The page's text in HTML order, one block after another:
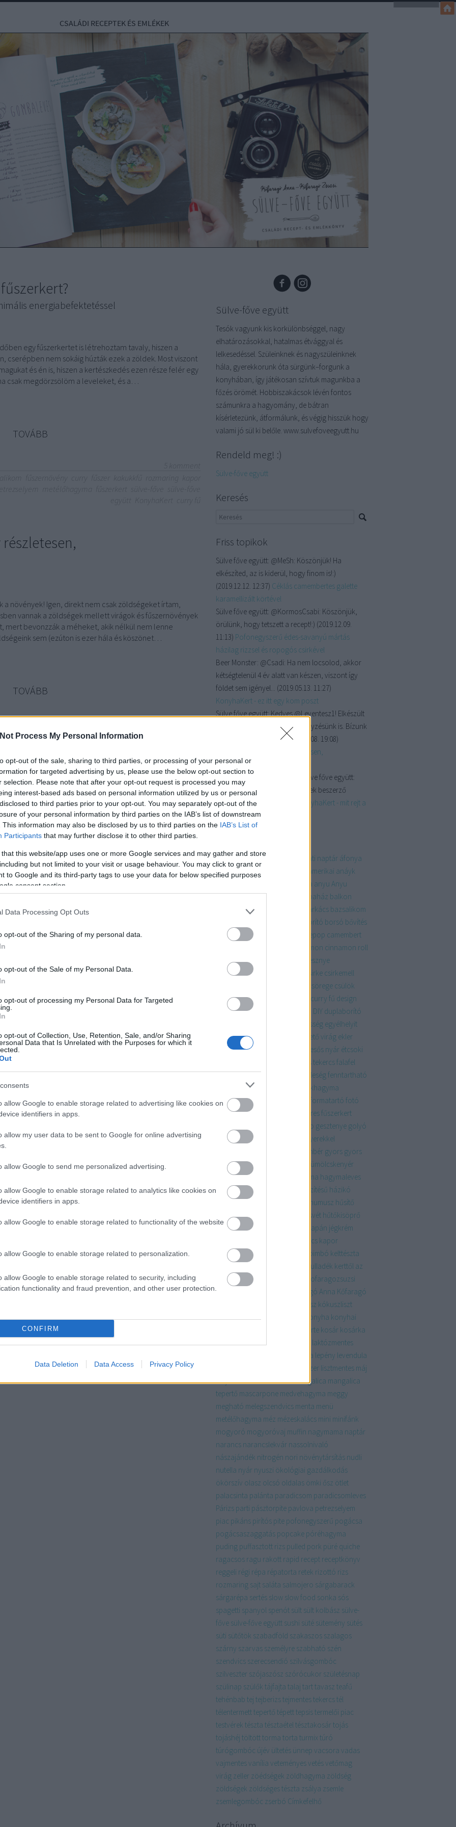
Process My Personal Information
opt-out of the sale, sharing to third parties, or processing of your personal or
for targeted advertising by us, please use the below opt-out section to
selection. Please note that after your opt-out request is processed you may
interest-based ads based on personal information utilized by us or personal
to third parties prior to your opt-out. You may separately opt-out of the
of your personal information by third parties on the IAB’s list of downstream
This information may also be disclosed by us to third parties on the IAB’s List of
Participants that may further disclose it to other third parties.
that this website/app uses one or more Google services and may gather and store
but not limited to your visit or usage behaviour. You may click to grant or
to Google and its third-party tags to use your data for below specified purposes
consent section.
Data Processing Opt Outs
opt-out of the Sharing of my personal data.
opt-out of the Sale of my Personal Data.
opt-out of processing my Personal Data for Targeted
opt-out of Collection, Use, Retention, Sale, and/or Sharing
Data that Is Unrelated with the Purposes for which it
allow Google to enable storage related to advertising like cookies on
identifiers in apps.
allow my user data to be sent to Google for online advertising
allow Google to send me personalized advertising.
allow Google to enable storage related to analytics like cookies on
identifiers in apps.
allow Google to enable storage related to functionality of the website
allow Google to enable storage related to personalization.
allow Google to enable storage related to security, including
functionality and fraud prevention, and other user protection.
CONFIRM
Data Deletion Data Access Privacy Policy
CSALÁDI RECEPTEK ÉS EMLÉKEK
energiabefektetéssel
egy fűszerkertet is létrehoztam tavaly, hiszen a
cserépben nem sokáig húzták ezek a zöldek. Most viszont
és én is, hiszen a kertészkedés ezen része felér egy
csak megdörzsölöm a leveleket, és a…
TOVÁBB
a növények! Igen, direkt nem csak zöldségeket írtam,
vannak a zöldségek mellett virágok és fűszernövények
mert bevonzzák a méheket, akik nélkül nem lenne
sem (ezúton is ezer hála és köszönet…
TOVÁBB
kert ültetés paradicsom kertészkedés borsó
sülve-főve
sülve-főve együtt KonyhaKert tehénbab
ördöngösség, ráadásul egyszer-egyszer beruházhatunk
is. Na és ha belegondolunk, úgy is olyan ritkán
pedig jótékony hatása nem csak a 3…
TOVÁBB
lazac hal recept vacsora gomba
főve együtt
személyre szabható
Sülve-főve együtt
Tesók vagyunk kis korkülönbséggel, nagy
elhatározásokkal, hatalmas étvággyal és
lelkesedéssel. Szüleinknek és nagyszüleinknek
hála, gyerekkorunk óta sürgünk–forgunk a
konyhában, így játékosan szívtuk magunkba a
főzés örömét. Hobbiszakácsok lévén fontos
számunkra a hagyomány, de bátran
kísérletezünk, átformálunk, és végig hisszük hogy
valami jó sül ki belőle. www.sulvefoveegyutt.hu
Rendeld meg! :)
Sülve-főve együtt
Keresés
Friss topikok
Sülve főve együtt: @MeSh: Köszönjük! Ha
elkészíted, az is kiderül, hogy finom is!:)
(2019.12.12. 12:37) Céklás camembertes galette
karamellizált körtével
Sülve főve együtt: @KormosCsabi: Köszönjük,
örülünk, hogy tetszett a recept!:) (2019.12.09.
11:13) Pofonegyszerű édes-savanyú mártás
házilag rizzsel és ropogós csirkével
Beer Monster: @Csadi: Ha nem locsolod, akkor
kétségtelenül 4 év alatt van készen, viszont így
földet sem igényel... (2019.05.13. 11:27)
KonyhaKert - ez itt egy kom poszt
Sülve főve együtt:Kedves @Leventesz1! Elkészült
a komposztálásról szóló bejegyzésünk is. Bízunk
benne, hogy találsz ...( 2019.05.08. 19:08)
KonyhaKert - Vetésterv részletesen,
növénytársításokkal
@Crip Lee; @Sülve főve együtt:
nagy pacsi az ötletekért, megyek beszerző
körútra!(2019.04.19. 07:43
KonyhaKert - mit rejt a
fűszerkert?
30 advent adventinaptár adventi naptár áfonya
ajándék
amerikai anáyk
anyák napja anyu Anyu
avokádóázsiaibababútor babaház balkon
banánkenyér barkács bazsalikom
borító borsó bővítés
budapest
burgonya cakepop camembert
cinnamon cinnamon roll
citromcitromkrém
cseresznye
csicseriborsó
csirke csirkemell
csörege csülök
cukkinicukor curry fű design
desszertdeterminált DIY duplaborító
édesség egyélhelyit
egyélszezonálisat
ehető virág ekler
emlékkönyv
esős nyár étcsoki
fahéjas tekercsfalafel
falatkákfánkfanyar feleségfenntartható
férjfigura
fokhagyma
fokhgymafolytonnövő formatartó fotó
franciafriss fűszeresfűszerkert
gazpacho gesztenye golyó
gomba
gombóc
gyerekkel
gyömbér gyors gyors
tepertős pogácsa
gyümölcskenyér
gyümölcsök
hagyma hagymaleves
ház házasság házikészítésű házikó
humusz hűsítő
húsmentes
húsvét hűtőkisöprő
időgépindeterminált japán jégkrém
kalács kapor
karácsony
kávézacc kelbimbó kelttészta
kerti hulladék kerttől az
asztalig
kiskert
kofaragozsuzsi
kofaragozsuzsiphotos
Kőfaragó Anna Kőfaragó
kókusz kókuszliszt
kókusztejkolbász konyha konyhai
körte kosár kosárka
krémleveskrumpli
laktózmentes
lencsesaláta lepény levendula
linzer lisztmentes máj
májkrémmálnamandulamangalica mangalica
tepertő mascarpone medvehagyma meggy
megható melegszendvics menta menü
metélőhagyma méz mézeskalács mini minifánk
mogyoró mogyoróvaj muffin nagymama naptár
narancs narancslekvár nassolnivaló
nászajándék nitrogén nori növénytársítás nudli
nutella nyár nyuszi ökológiai gazdálkodás
ökörszív olasz olcsó oldalas ömki ősz ötlet
palacsinta palánta paradicsom paradicsomleves
Párizs parti pásztorpite pavlova petrezselyem
piac pikáns pirítós pite pofonegyszerű pogácsa
pogácsaszaggatás popcake póréhagyma
puding puffasztott rizs pulled pork püré quiche
ragacsos ragu rakott rapid recept receptkönyv
reggeli régi répa répatorta retek rizottó rizs
rozmaring sajt saláta salmojero sárgabarack
sárgarépa sertés slow slow food sonka sós
spagetti spanyol spenót sült sült kolbász sülve-
főve sülve-főve együtt sushi süté sütemény sütés
süti sütőtök szabadföld szakaszos szalagos
szárny szarvas személyre szabható szén
szendvics szerecsendió szilvásgombóc
szilveszter szójaszósz szórócukor születésnap
szülinap szülők tájfajta talaj tarttavasz teafű
tehénbab tej tejberizstejmentestekercstél
télentermetttepertő tépetttepsistermelői piac
testvérek tészta tésztaétel tésztakosár tojás
tojáshéj töltötttorma torta turmixtúró
túrógombóc újév ültetés ünnep vacsora vadas
vajmentesvanília veteményesvetésvetőmag
virág zeller zöédségek zöldhagyma zöldség
zöldségek zöldséges tészta zsálya zsemle
zsemlegombóc zserbó Címkefelhő